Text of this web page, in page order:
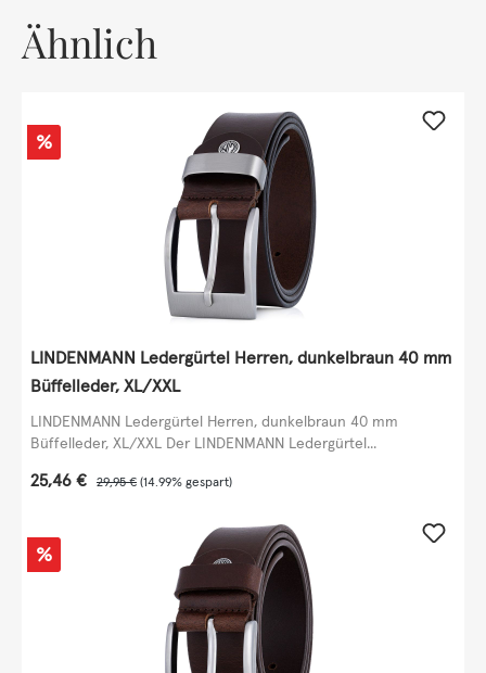
Ähnlich
Rabatt
%
LINDENMANN Ledergürtel Herren, dunkelbraun 40 mm
Büffelleder, XL/XXL
LINDENMANN Ledergürtel Herren, dunkelbraun 40 mm
Büffelleder, XL/XXL Der LINDENMANN Ledergürtel...
Verkaufspreis:
25,46 € Regulärer Preis:
29,95 € (14.99% gespart)
Rabatt
%